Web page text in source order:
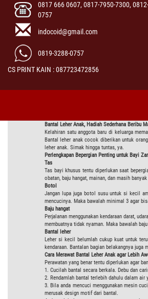
0817 666 0607, 0817-7950-7300,
0757
indocoid@gmail.com
0819-3288-0757
CS PRINT KAIN : 087723472856
Bantal Leher Anak, Hadiah Sederhana Beribu
Kelahiran satu anggota baru di keluarga
Bantal leher anak cocok diberikan untuk
leher anak. Simak hingga tuntas, ya.
Perlengkapan Bepergian Penting untuk Bayi
Tas
Tas bayi khusus tentu diperlukan saat
obatan, baju hangat, mainan, dan masih
Botol
Jangan lupa juga botol susu untuk si kecil
mencucinya. Maka bawalah minimal 3 agar
Baju hangat
Perjalanan menggunakan kendaraan darat,
membuatnya tidak nyaman. Maka bawalah
Bantal leher
Leher si kecil belumlah cukup kuat untuk
kendaraan. Bantalan bagian belakangnya
Cara Merawat Bantal Leher Anak agar Lebih
Perawatan yang benar tentu diperlukan agar
1. Cucilah bantal secara berkala. Debu dan
2. Rendamlah bantal terlebih dahulu dalam air
3. Bila anda mencuci menggunakan mesin
merusak design motif dari bantal.